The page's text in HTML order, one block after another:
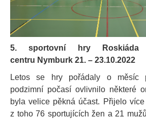
5. sportovní hry Roskiáda
centru Nymburk 21. – 23.10.2022
Letos se hry pořádaly o měsíc
podzimní počasí ovlivnilo některé
byla velice pěkná účast. Přijelo
z toho 76 sportujících žen a 21